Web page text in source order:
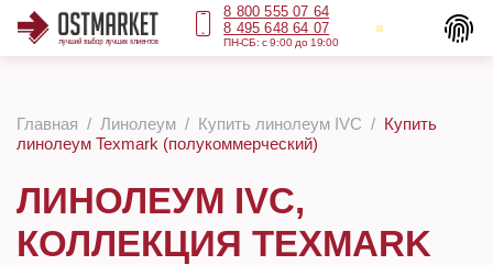
8 800 555 07 64
8 495 648 64 07
ПН-СБ: с 9:00 до 19:00
Главная Линолеум Купить линолеум IVC
Купить
линолеум Texmark (полукоммерческий)
ЛИНОЛЕУМ IVC,
КОЛЛЕКЦИЯ TEXMARK